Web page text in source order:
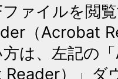
ファイルを閲
（Acrobat
は、左記の
）」ダ